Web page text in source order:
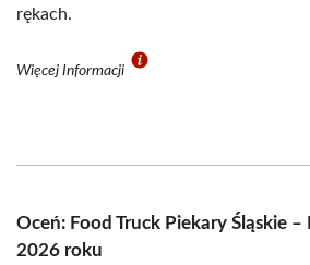
rękach.
Więcej Informacji
Oceń: Food Truck Piekary Śląskie
2026 roku